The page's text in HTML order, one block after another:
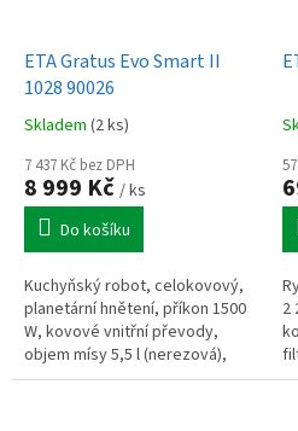
ETA Gratus Evo Smart II
1028 90026
Skladem (2 ks)
7 437 Kč bez DPH
8 999 Kč / ks
Do košíku
Kuchyňský robot, celokovový,
planetární hnětení, příkon 1500
W, kovové vnitřní převody,
objem mísy 5,5 l (nerezová),
plynulá regulace otáček s funkcí
2